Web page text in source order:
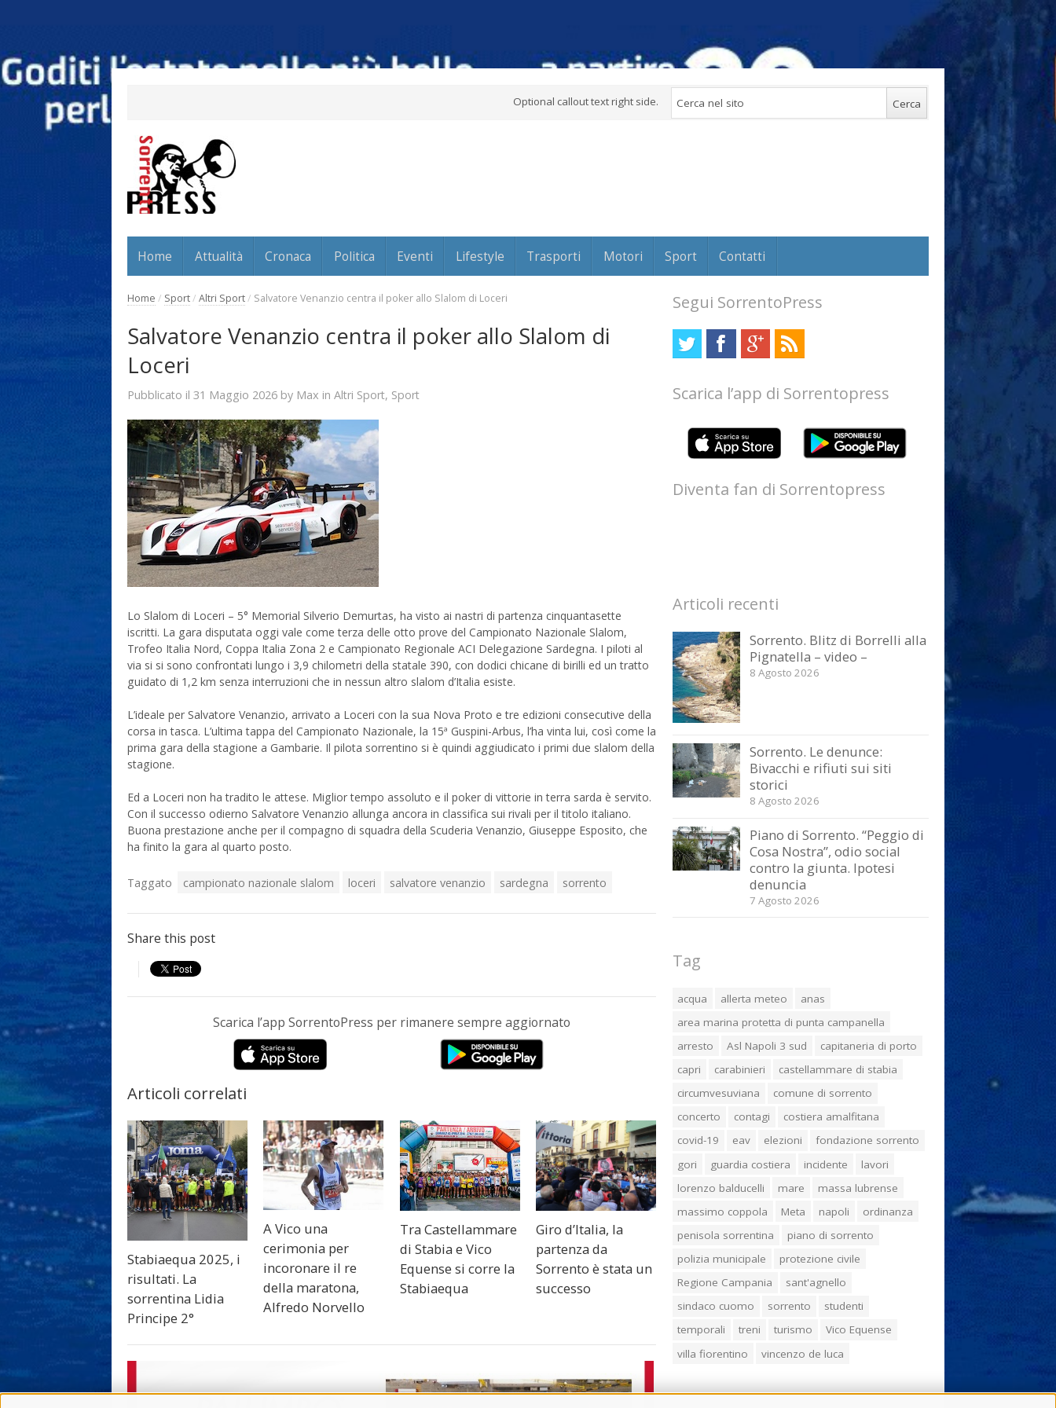
Optional callout text right side.
Home Attualità Cronaca Politica Eventi Lifestyle Trasporti Motori Sport Contatti
Home / Sport/ Altri Sport/ Salvatore Venanzio centra il poker allo Slalom di Loceri
Salvatore Venanzio centra il poker allo Slalom di
Loceri
Pubblicato il 31 Maggio 2026 by Max in Altri Sport, Sport
Lo Slalom di Loceri – 5° Memorial Silverio Demurtas, ha visto ai nastri di partenza cinquantasette
iscritti. La gara disputata oggi vale come terza delle otto prove del Campionato Nazionale Slalom,
Trofeo Italia Nord, Coppa Italia Zona 2 e Campionato Regionale ACI Delegazione Sardegna. I piloti al
via si si sono confrontati lungo i 3,9 chilometri della statale 390, con dodici chicane di birilli ed un tratto
guidato di 1,2 km senza interruzioni che in nessun altro slalom d’Italia esiste.
L’ideale per Salvatore Venanzio, arrivato a Loceri con la sua Nova Proto e tre edizioni consecutive della
corsa in tasca. L’ultima tappa del Campionato Nazionale, la 15ª Guspini-Arbus, l’ha vinta lui, così come la
prima gara della stagione a Gambarie. Il pilota sorrentino si è quindi aggiudicato i primi due slalom della
stagione.
Ed a Loceri non ha tradito le attese. Miglior tempo assoluto e il poker di vittorie in terra sarda è servito.
Con il successo odierno Salvatore Venanzio allunga ancora in classifica sui rivali per il titolo italiano.
Buona prestazione anche per il compagno di squadra della Scuderia Venanzio, Giuseppe Esposito, che
ha finito la gara al quarto posto.
Taggato campionato nazionale slalom loceri salvatore venanzio sardegna sorrento
Share this post
Scarica l’app SorrentoPress per rimanere sempre aggiornato
Articoli correlati
Stabiaequa 2025, i
risultati. La
sorrentina Lidia
Principe 2°
A Vico una
cerimonia per
incoronare il re
della maratona,
Alfredo Norvello
Tra Castellammare
di Stabia e Vico
Equense si corre la
Stabiaequa
Giro d’Italia, la
partenza da
Sorrento è stata un
successo
Segui SorrentoPress
Scarica l’app di Sorrentopress
Diventa fan di Sorrentopress
Articoli recenti
Sorrento. Blitz di Borrelli alla
Pignatella – video –
8 Agosto 2026
Sorrento. Le denunce:
Bivacchi e rifiuti sui siti
storici
8 Agosto 2026
Piano di Sorrento. “Peggio di
Cosa Nostra”, odio social
contro la giunta. Ipotesi
denuncia
7 Agosto 2026
Tag
acqua allerta meteo
anas
area marina protetta di punta campanella
arresto
Asl Napoli 3 sud
capitaneria di porto
capri
carabinieri
castellammare di stabia
circumvesuviana
comune di sorrento
concerto
contagi
costiera amalfitana
covid-19
eav elezioni
fondazione sorrento
gori
guardia costiera incidente
lavori
lorenzo balducelli
mare
massa lubrense
massimo coppola
Meta napoli
ordinanza
penisola sorrentina
piano di sorrento
polizia municipale
protezione civile
Regione Campania
sant'agnello
sindaco cuomo
sorrento
studenti
temporali
treni turismo
Vico Equense
villa fiorentino
vincenzo de luca